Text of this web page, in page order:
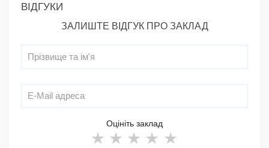
ВІДГУКИ
ЗАЛИШТЕ ВІДГУК ПРО ЗАКЛАД
Оцініть заклад